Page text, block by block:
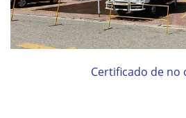
Certificado de no